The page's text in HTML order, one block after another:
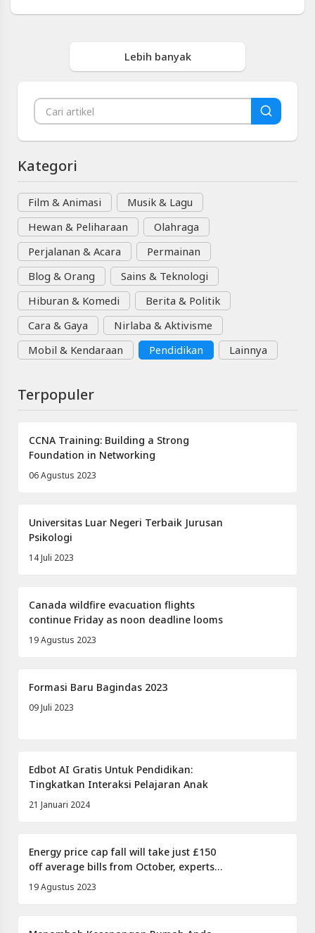
Lebih banyak
Kategori
Film & Animasi
Musik & Lagu
Hewan & Peliharaan
Olahraga
Perjalanan & Acara
Permainan
Blog & Orang
Sains & Teknologi
Hiburan & Komedi
Berita & Politik
Cara & Gaya
Nirlaba & Aktivisme
Mobil & Kendaraan
Pendidikan Lainnya
Terpopuler
CCNA Training: Building a Strong
Foundation in Networking
06 Agustus 2023
Universitas Luar Negeri Terbaik Jurusan
Psikologi
14 Juli 2023
Canada wildfire evacuation flights
continue Friday as noon deadline looms
19 Agustus 2023
Formasi Baru Bagindas 2023
09 Juli 2023
Edbot AI Gratis Untuk Pendidikan:
Tingkatkan Interaksi Pelajaran Anak
21 Januari 2024
Energy price cap fall will take just £150
off average bills from October, experts
forecast
19 Agustus 2023